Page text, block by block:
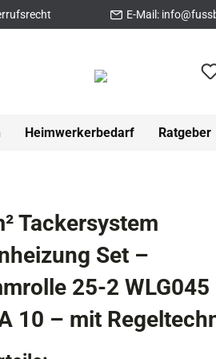
E-Mail:
Heimwerkerbedarf Ratgeber
Tackersystem
Set –
25-2 WLG045
10 – mit